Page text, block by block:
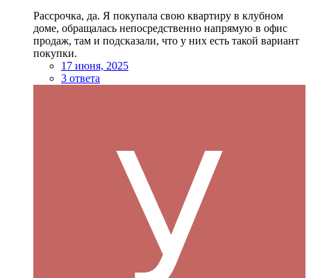
Рассрочка, да. Я покупала свою квартиру в клубном
доме, обращалась непосредственно напрямую в офис
продаж, там и подсказали, что у них есть такой вариант
покупки.
17 июня, 2025
3 ответа